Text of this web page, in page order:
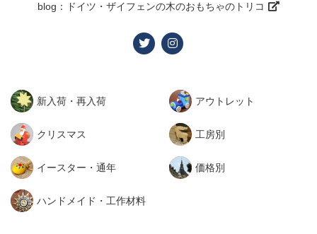
blog：ドイツ・ザイフェンの木のおもちゃのトリコ
新入荷・再入荷
クリスマス
イースター・通年
ハンドメイド・工作材料
アウトレット
工房別
価格別